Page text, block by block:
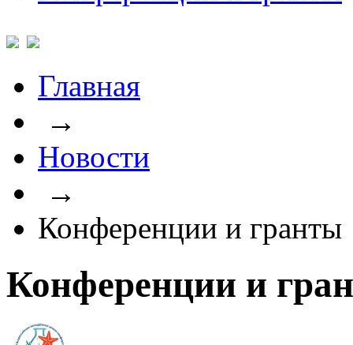
Главная
→
Новости
→
Конференции и гранты
Конференции и